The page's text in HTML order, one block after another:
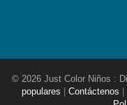
© 2026 Just Color Niños :
populares
Contáctenos